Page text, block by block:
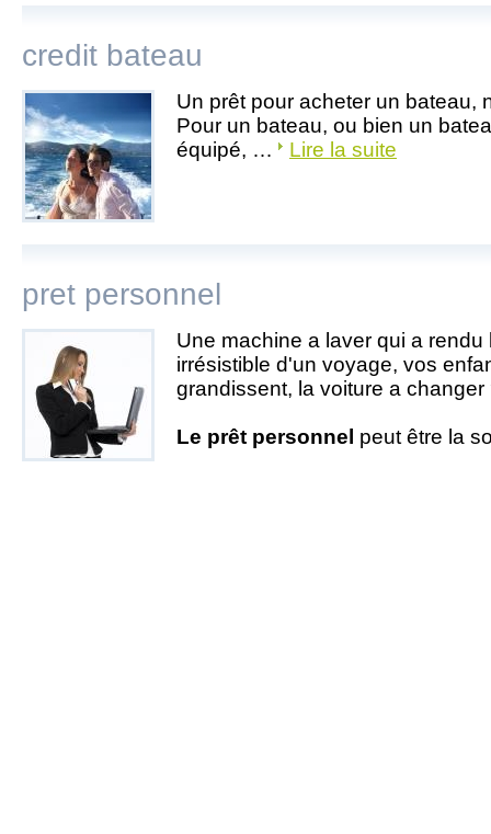
credit bateau
Un prêt pour acheter un bateau,
Pour un bateau, ou bien un
équipé, …
Lire la suite
pret personnel
Une machine a laver qui a rendu
irrésistible d'un voyage, vos
grandissent, la voiture a changer
Le prêt personnel peut être la